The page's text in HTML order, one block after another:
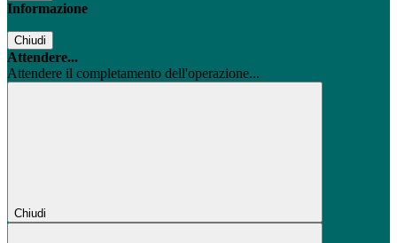
Informazione
Chiudi
Attendere...
Attendere il completamento dell'operazione...
Chiudi